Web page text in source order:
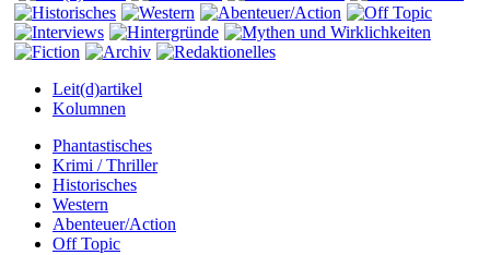
Leit(d)artikel
Kolumnen
Phantastisches
Krimi / Thriller
Historisches
Western
Abenteuer/Action
Off Topic